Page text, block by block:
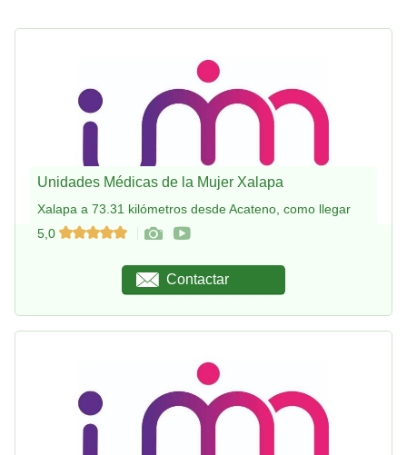
Unidades Médicas de la Mujer Xalapa
Xalapa a 73.31 kilómetros desde Acateno, como llegar
5,0
Contactar